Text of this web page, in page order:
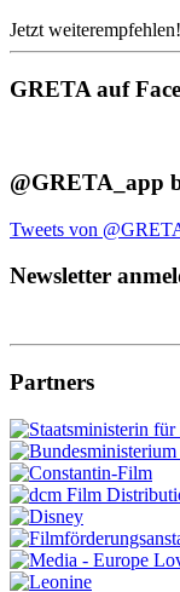
Jetzt weiterempfehlen!
GRETA auf
@GRETA_app
Tweets von
Newsletter
Partners